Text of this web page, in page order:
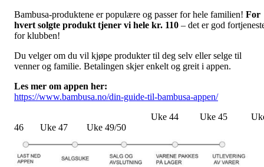
Bambusa-produktene er populære og passer for hele familien! For
hvert solgte produkt tjener vi hele kr. 110 – det er god
for klubben!
Du velger om du vil kjøpe produkter til deg selv eller selge til
venner og familie. Betalingen skjer enkelt og greit i appen.
Les mer om appen her:
https://www.bambusa.no/din-guide-til-bambusa-appen/
Uke 44 Uke 45
46 Uke 47 Uke 49/50